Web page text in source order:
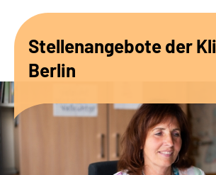
Unsere Angebote
Karriere
Stellenangebote der
Berlin